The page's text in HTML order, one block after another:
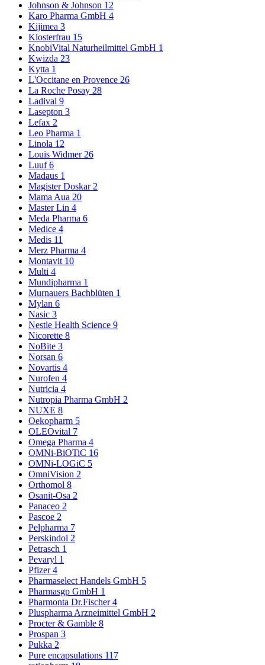
Johnson & Johnson 12
Karo Pharma GmbH 4
Kijimea 3
Klosterfrau 15
KnobiVital Naturheilmittel GmbH 1
Kwizda 23
Kytta 1
L'Occitane en Provence 26
La Roche Posay 28
Ladival 9
Lasepton 3
Lefax 2
Leo Pharma 1
Linola 12
Louis Widmer 26
Luuf6
Madaus 1
Magister Doskar 2
Mama Aua 20
Master Lin 4
Meda Pharma 6
Medice 4
Medis 11
Merz Pharma 4
Montavit 10
Multi 4
Mundipharma 1
Murnauers Bachblüten 1
Mylan 6
Nasic 3
Nestle Health Science 9
Nicorette 8
NoBite 3
Norsan 6
Novartis 4
Nurofen 4
Nutricia 4
Nutropia Pharma GmbH 2
NUXE 8
Oekopharm 5
OLEOvital 7
Omega Pharma 4
OMNi-BiOTiC 16
OMNi-LOGiC 5
OmniVision 2
Orthomol 8
Osanit-Osa 2
Panaceo 2
Pascoe 2
Pelpharma 7
Perskindol 2
Petrasch 1
Pevaryl 1
Pfizer4
Pharmaselect Handels GmbH 5
Pharmasgp GmbH 1
Pharmonta Dr.Fischer4
Pluspharma Arzneimittel GmbH 2
Procter & Gamble 8
Prospan 3
Pukka 2
Pure encapsulations 117